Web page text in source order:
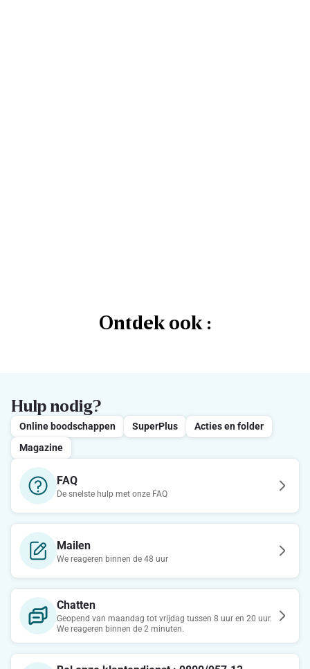
Ontdek ook :
Hulp nodig?
Online boodschappen SuperPlus
Acties en folder
Magazine
FAQ
De snelste hulp met onze FAQ
Mailen
We reageren binnen de 48 uur
Chatten
Geopend van maandag tot vrijdag tussen 8 uur en 20 uur.
We reageren binnen de 2 minuten.